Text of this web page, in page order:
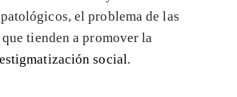
el problema de las
tienden a promover la
social.